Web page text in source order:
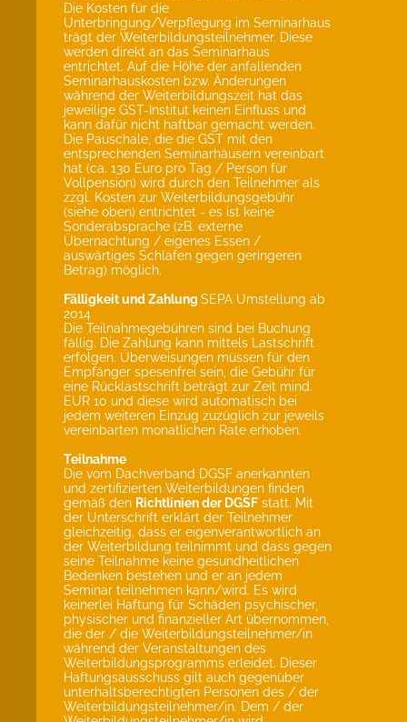
Die Kosten für die
Unterbringung/Verpflegung im Seminarhaus
trägt der Weiterbildungsteilnehmer. Diese
werden direkt an das Seminarhaus
entrichtet. Auf die Höhe der anfallenden
Seminarhauskosten bzw. Änderungen
während der Weiterbildungszeit hat das
jeweilige GST-Institut keinen Einfluss und
kann dafür nicht haftbar gemacht werden.
Die Pauschale, die die GST mit den
entsprechenden Seminarhäusern vereinbart
hat (ca. 130 Euro pro Tag / Person für
Vollpension) wird durch den Teilnehmer als
zzgl. Kosten zur Weiterbildungsgebühr
(siehe oben) entrichtet - es ist keine
Sonderabsprache (zB. externe
Übernachtung / eigenes Essen /
auswärtiges Schlafen gegen geringeren
Betrag) möglich.
Fälligkeit und Zahlung SEPA Umstellung ab
2014
Die Teilnahmegebühren sind bei Buchung
fällig. Die Zahlung kann mittels Lastschrift
erfolgen. Überweisungen müssen für den
Empfänger spesenfrei sein, die Gebühr für
eine Rücklastschrift beträgt zur Zeit mind.
EUR 10 und diese wird automatisch bei
jedem weiteren Einzug zuzüglich zur jeweils
vereinbarten monatlichen Rate erhoben.
Teilnahme
Die vom Dachverband DGSF anerkannten
und zertifizierten Weiterbildungen finden
gemäß den Richtlinien der DGSF statt. Mit
der Unterschrift erklärt der Teilnehmer
gleichzeitig, dass er eigenverantwortlich an
der Weiterbildung teilnimmt und dass gegen
seine Teilnahme keine gesundheitlichen
Bedenken bestehen und er an jedem
Seminar teilnehmen kann/wird. Es wird
keinerlei Haftung für Schäden psychischer,
physischer und finanzieller Art übernommen,
die der / die Weiterbildungsteilnehmer/in
während der Veranstaltungen des
Weiterbildungsprogramms erleidet. Dieser
Haftungsausschuss gilt auch gegenüber
unterhaltsberechtigten Personen des / der
Weiterbildungsteilnehmer/in. Dem / der